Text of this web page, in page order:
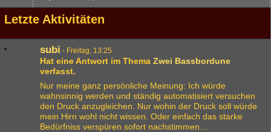
Letzte Aktivitäten
subi - Freitag, 13:25
Hat eine Antwort im Thema Zwei Bassbordune
verfasst.
Nur meine ganz persönliche Meinung: Ich würde
wahnsinnig werden und ständig automatisiert versuchen
den Druck anzugleichen. Nur wohin der Druck soll würde
mein Hirn wohl nicht wissen. Oder einfach das starke
Bedürfniss verspüren sofort nachstimmen…